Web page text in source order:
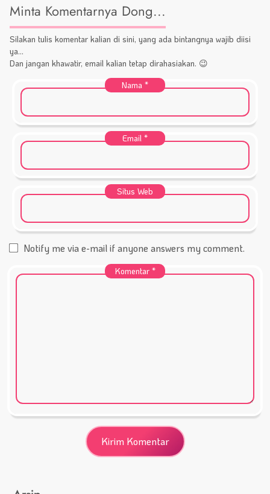
Minta Komentarnya Dong...
Silakan tulis komentar kalian di sini, yang ada bintangnya wajib diisi
ya...
Dan jangan khawatir, email kalian tetap dirahasiakan. 😉
Nama *
Email *
Situs Web
Notify me via e-mail if anyone answers my comment.
Komentar *